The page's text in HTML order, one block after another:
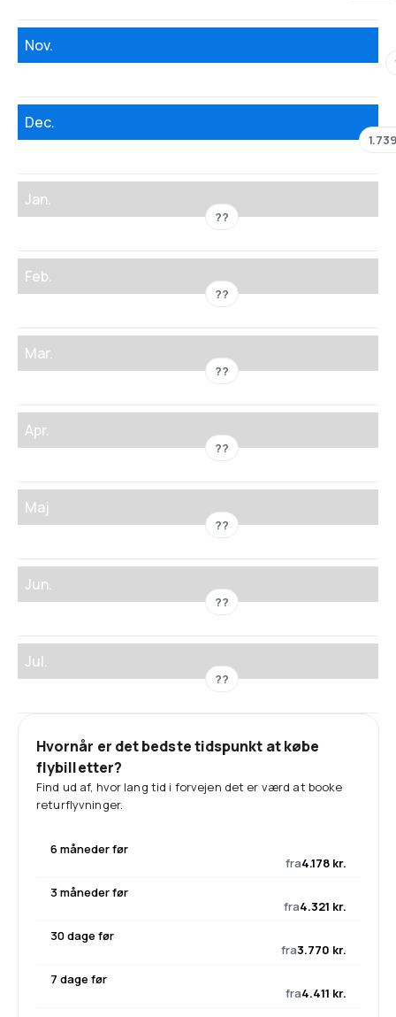
Nov.
Dec.
Jan.
??
Feb.
??
Mar.
??
Apr.
??
Maj
??
Jun.
??
Jul.
??
Hvornår er det bedste tidspunkt at købe
flybilletter?
Find ud af, hvor lang tid i forvejen det er værd at booke
returflyvninger.
6 måneder før
fra4.178 kr.
3 måneder før
fra4.321 kr.
30 dage før
fra3.770 kr.
7 dage før
fra4.411 kr.